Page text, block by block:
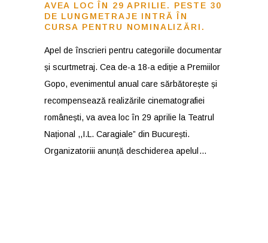
AVEA LOC ÎN 29 APRILIE. PESTE 30
DE LUNGMETRAJE INTRĂ ÎN
CURSA PENTRU NOMINALIZĂRI.
Apel de înscrieri pentru categoriile documentar
și scurtmetraj. Cea de-a 18-a ediție a Premiilor
Gopo, evenimentul anual care sărbătorește și
recompensează realizările cinematografiei
românești, va avea loc în 29 aprilie la Teatrul
Național ,,I.L. Caragiale” din București.
Organizatoriii anunță deschiderea apelul